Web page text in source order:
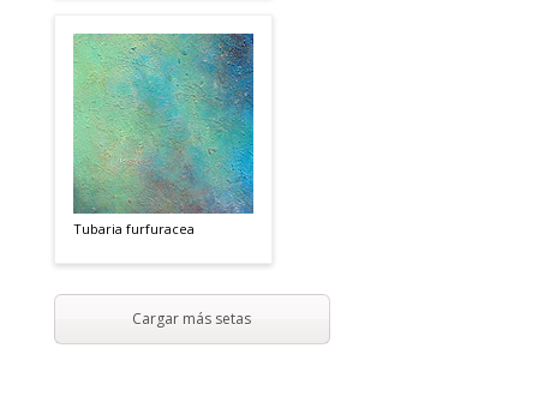
Tubaria furfuracea
Cargar más setas